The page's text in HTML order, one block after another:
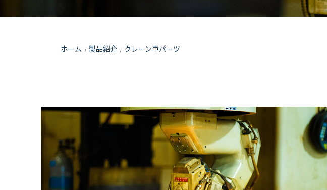
ホーム / 製品紹介 / クレーン車パーツ